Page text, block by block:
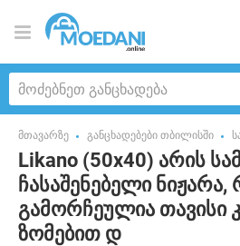
მთავარზე განცხადებები თბილისში
Likano (50x40) არის
ჩასაშენებელი
გამორჩეულია თავისი
ზომებით დ